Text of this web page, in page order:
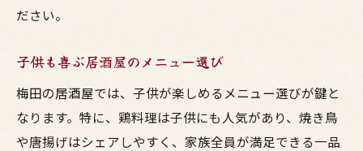
ださい。
子供も喜ぶ居酒屋のメニュー選び
梅田の居酒屋では、子供が楽しめるメニュー選びが鍵と
なります。特に、鶏料理は子供にも人気があり、焼き鳥
や唐揚げはシェアしやすく、家族全員が満足できる一品